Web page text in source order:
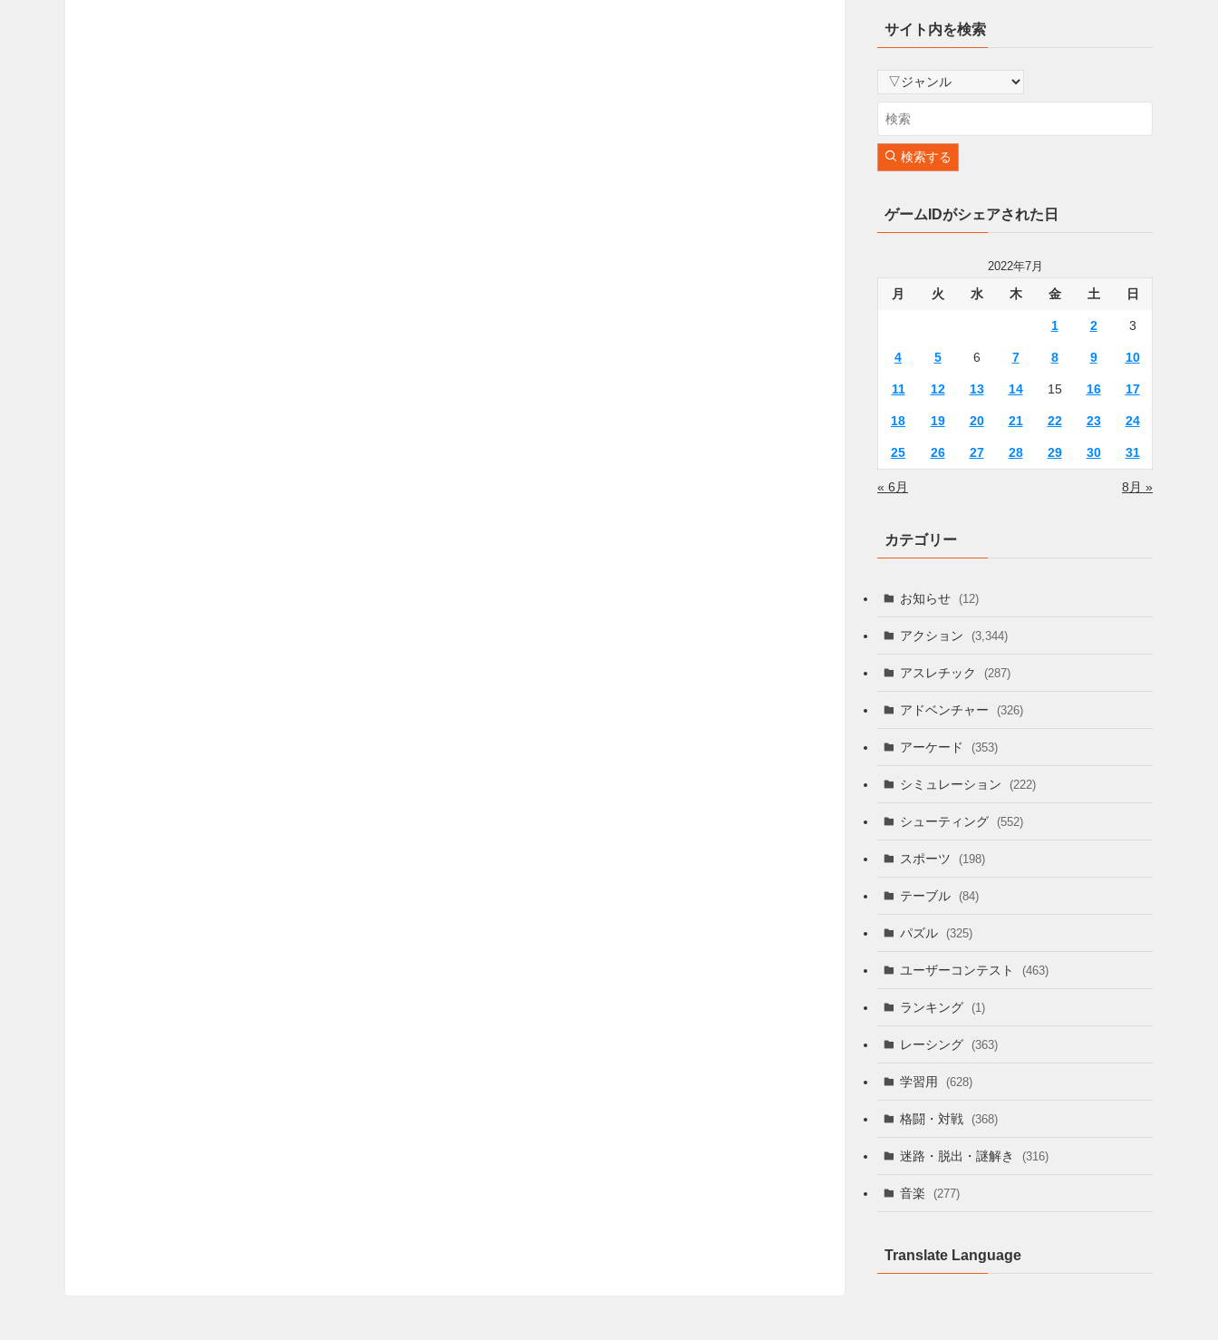
サイト内を検索
検索する
ゲームIDがシェアされた日
2022年7月
月 火 水 木 金 土 日
1 2 3
4 5 6 7 8 9 10
11 12 13 14 15 16 17
18 19 20 21 22 23 24
25 26 27 28 29 30 31
« 6月 8月 »
カテゴリー
お知らせ (12)
アクション (3,344)
アスレチック (287)
アドベンチャー (326)
アーケード (353)
シミュレーション (222)
シューティング (552)
スポーツ (198)
テーブル (84)
パズル (325)
ユーザーコンテスト (463)
ランキング (1)
レーシング (363)
学習用 (628)
格闘・対戦 (368)
迷路・脱出・謎解き (316)
音楽 (277)
Translate Language